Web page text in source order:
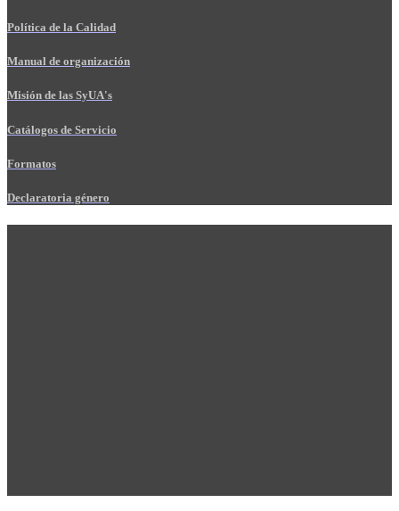
Política de la Calidad
Manual de organización
Misión de las SyUA's
Catálogos de Servicio
Formatos
Declaratoria género